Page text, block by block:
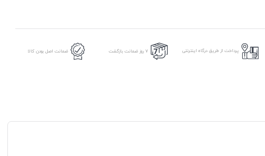
پرداخت از طریق درگاه اینترنتی 7 روز ضمانت بازگشت ضمانت اصل بودن کالا